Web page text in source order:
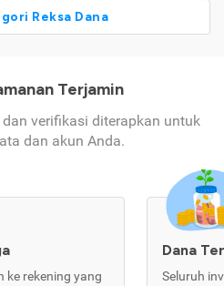
Reksa Dana
Terjamin
verifikasi diterapkan untuk
dan akun Anda.
ke rekening yang
Dana
Seluruh